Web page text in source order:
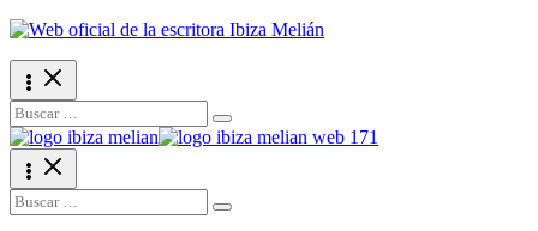
Ir
contenido
Search
for:
Search
for: